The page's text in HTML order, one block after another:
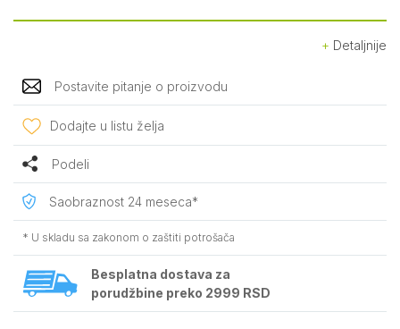
Detaljnije
Postavite pitanje o proizvodu
Dodajte u listu želja
Podeli
Saobraznost 24 meseca*
* U skladu sa zakonom o zaštiti potrošača
Besplatna dostava za
porudžbine preko 2999 RSD